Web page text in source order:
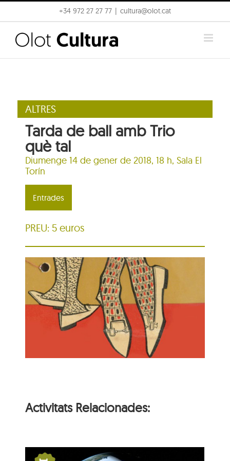
to
content
+34 972 27 27 77 cultura@olot.cat
ALTRES
Tarda de ball amb Trio
què tal
Diumenge 14 de gener de 2018, 18 h,Sala El
Torín
Entrades
PREU: 5 euros
Activitats Relacionades: